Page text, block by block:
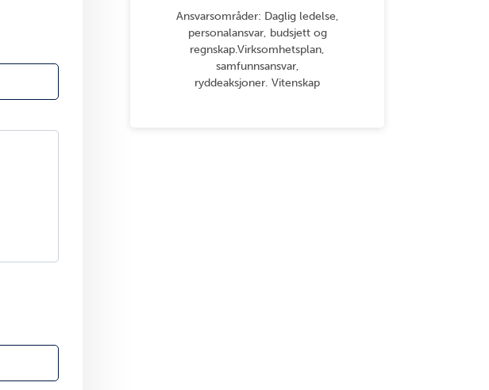
Ansvarsområder: Daglig ledelse,
personalansvar, budsjett og
regnskap.Virksomhetsplan,
samfunnsansvar,
ryddeaksjoner. Vitenskap